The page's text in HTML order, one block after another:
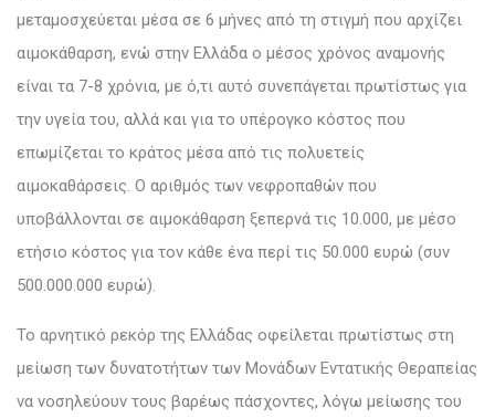
μεταμοσχεύεται μέσα σε 6 μήνες από τη στιγμή που αρχίζει
αιμοκάθαρση, ενώ στην Ελλάδα ο μέσος χρόνος αναμονής
είναι τα 7-8 χρόνια, με ό,τι αυτό συνεπάγεται πρωτίστως για
την υγεία του, αλλά και για το υπέρογκο κόστος που
επωμίζεται το κράτος μέσα από τις πολυετείς
αιμοκαθάρσεις. Ο αριθμός των νεφροπαθών που
υποβάλλονται σε αιμοκάθαρση ξεπερνά τις 10.000, με μέσο
ετήσιο κόστος για τον κάθε ένα περί τις 50.000 ευρώ (συν
500.000.000 ευρώ).
Το αρνητικό ρεκόρ της Ελλάδας οφείλεται πρωτίστως στη
μείωση των δυνατοτήτων των Μονάδων Εντατικής Θεραπείας
να νοσηλεύουν τους βαρέως πάσχοντες, λόγω μείωσης του